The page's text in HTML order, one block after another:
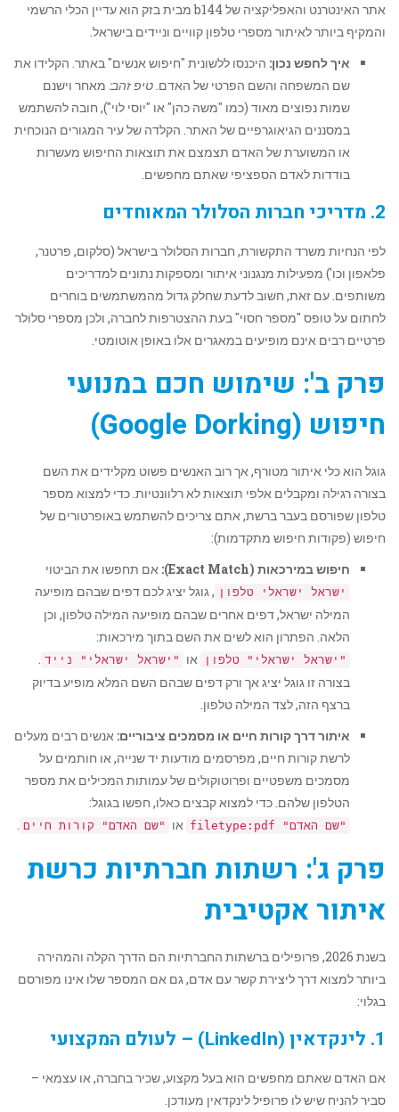
אתר האינטרנט והאפליקציה של b144 מבית בזק הוא עדיין הכלי הרשמי
והמקיף ביותר לאיתור מספרי טלפון קוויים וניידים בישראל.
איך לחפש נכון: היכנסו ללשונית "חיפוש אנשים" באתר. הקלידו את
שם המשפחה והשם הפרטי של האדם.טיפ זהב: מאחר וישנם
שמות נפוצים מאוד (כמו "משה כהן" או "יוסי לוי"), חובה להשתמש
במסננים הגיאוגרפיים של האתר. הקלדה של עיר המגורים הנוכחית
או המשוערת של האדם תצמצם את תוצאות החיפוש מעשרות
בודדות לאדם הספציפי שאתם מחפשים.
2. מדריכי חברות הסלולר המאוחדים
לפי הנחיות משרד התקשורת, חברות הסלולר בישראל (סלקום, פרטנר,
פלאפון וכו') מפעילות מנגנוני איתור ומספקות נתונים למדריכים
משותפים. עם זאת, חשוב לדעת שחלק גדול מהמשתמשים בוחרים
לחתום על טופס "מספר חסוי" בעת ההצטרפות לחברה, ולכן מספרי סלולר
פרטיים רבים אינם מופיעים במאגרים אלו באופן אוטומטי.
פרק ב': שימוש חכם במנועי
חיפוש (Google Dorking)
גוגל הוא כלי איתור מטורף, אך רוב האנשים פשוט מקלידים את השם
בצורה רגילה ומקבלים אלפי תוצאות לא רלוונטיות. כדי למצוא מספר
טלפון שפורסם בעבר ברשת, אתם צריכים להשתמש באופרטורים של
חיפוש (פקודות חיפוש מתקדמות):
חיפוש במירכאות (Exact Match):
אם תחפשו את הביטוי
ישראל ישראלי טלפון , גוגל יציג לכם דפים שבהם מופיעה
המילה ישראל, דפים אחרים שבהם מופיעה המילה טלפון, וכן
הלאה. הפתרון הוא לשים את השם בתוך מירכאות:
"ישראל ישראלי" טלפון או "ישראל ישראלי" נייד .
בצורה זו גוגל יציג אך ורק דפים שבהם השם המלא מופיע בדיוק
ברצף הזה, לצד המילה טלפון.
איתור דרך קורות חיים או מסמכים ציבוריים: אנשים רבים מעלים
לרשת קורות חיים, מפרסמים מודעות יד שנייה, או חותמים על
מסמכים משפטיים ופרוטוקולים של עמותות המכילים את מספר
הטלפון שלהם. כדי למצוא קבצים כאלו, חפשו בגוגל:
"שם האדם" filetype:pdf או "שם האדם" קורות חיים .
פרק ג': רשתות חברתיות כרשת
איתור אקטיבית
בשנת 2026, פרופילים ברשתות החברתיות הם הדרך הקלה והמהירה
ביותר למצוא דרך ליצירת קשר עם אדם, גם אם המספר שלו אינו מפורסם
בגלוי:
1. לינקדאין (LinkedIn) – לעולם המקצועי
אם האדם שאתם מחפשים הוא בעל מקצוע, שכיר בחברה, או עצמאי –
סביר להניח שיש לו פרופיל לינקדאין מעודכן.